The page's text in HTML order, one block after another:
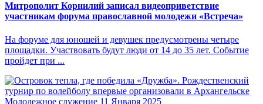
Митрополит Корнилий записал видеоприветствие
участникам форума православной молодежи «Встреча»
На форуме для юношей и девушек предусмотрены четыре
площадки. Участвовать будут люди от 14 до 35 лет. Событие
пройдет при ...
Молодежное служение 11 Января 2025